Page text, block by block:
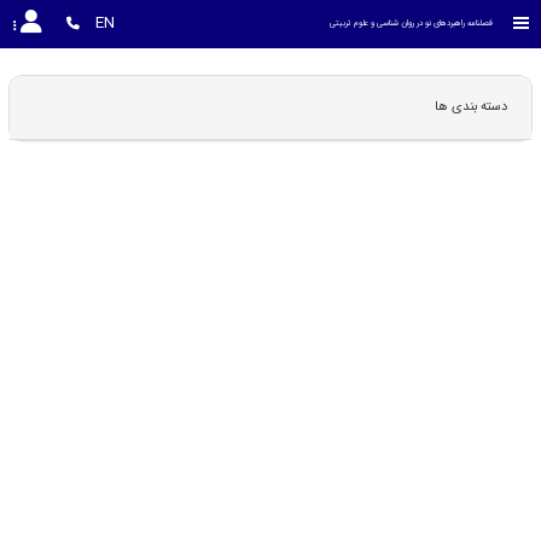
فصلنامه راهبردهای نو در روان شناسی و علوم تربیتی EN
دسته بندی ها